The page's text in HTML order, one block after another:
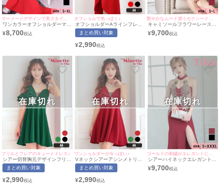
ワンカラーオフショルダーマー
メイドバースデーロングドレス
(Sサイズ～XLサイズ) (久保七
¥8,700
オフショルで色っぽく♪
オフショルダーAラインフレア
プチプラロングテールドレス
(Mサイズ)(中尾みほ/キャバドレ
ト]
まとめ買い対象
¥2,990
キャミソールフラワーレースウ
エストビジュー切り替えタイト
ミニドレス (Sサイズ～Lサイ
¥9,700
フリルとフレアのキュートドレス♪
シアー切替胸元デザインフリル
アシメワンショルダープチプラ
フレアミニドレス (Mサイズ)(中
[myMinette/マイミネット]
まとめ買い対象
¥2,990
在庫切れ
ワンショルダーが今っぽい♪
Vネックシアーアシンメトリー
ワンショルダープチプラフレア
ミニドレス (Mサイズ)(中尾み
[myMinette/マイミネット]
まとめ買い対象
¥2,990
在庫切れ
シアーハイネックエレガント刺
繍ホルターネックスリットタイ
トロングドレス (Sサイズ～
¥9,700
在庫切れ